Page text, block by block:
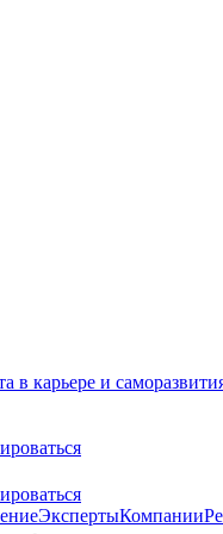
в карьере и
ЭкспертыКомпании